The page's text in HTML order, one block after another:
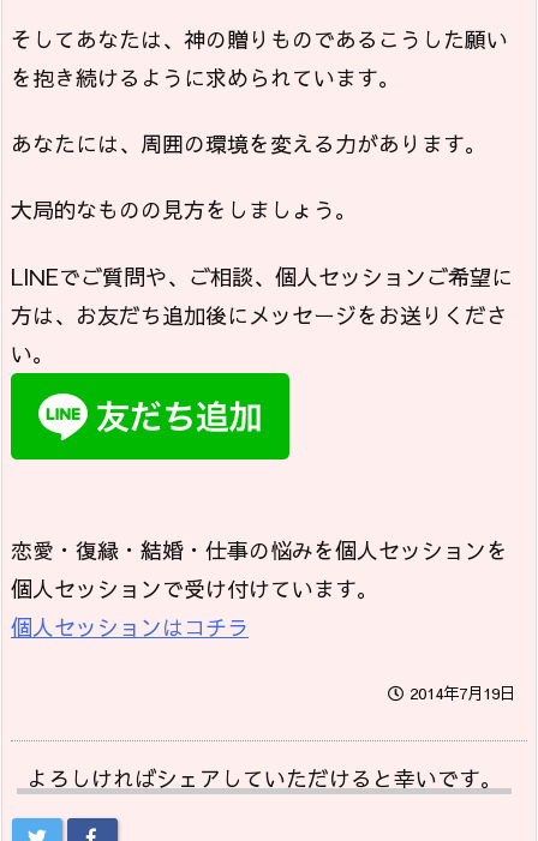
そしてあなたは、神の贈りものであるこうした願い
を抱き続けるように求められています。
あなたには、周囲の環境を変える力があります。
大局的なものの見方をしましょう。
LINEでご質問や、ご相談、個人セッションご希望に
方は、お友だち追加後にメッセージをお送りくださ
い。
恋愛・復縁・結婚・仕事の悩みを個人セッションを
個人セッションで受け付けています。
個人セッションはコチラ
2014年7月19日
よろしければシェアしていただけると幸いです。